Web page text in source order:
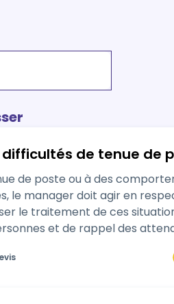
de tenue
de poste ou à des
le manager doit agir en
le traitement de ces
et de rappel des